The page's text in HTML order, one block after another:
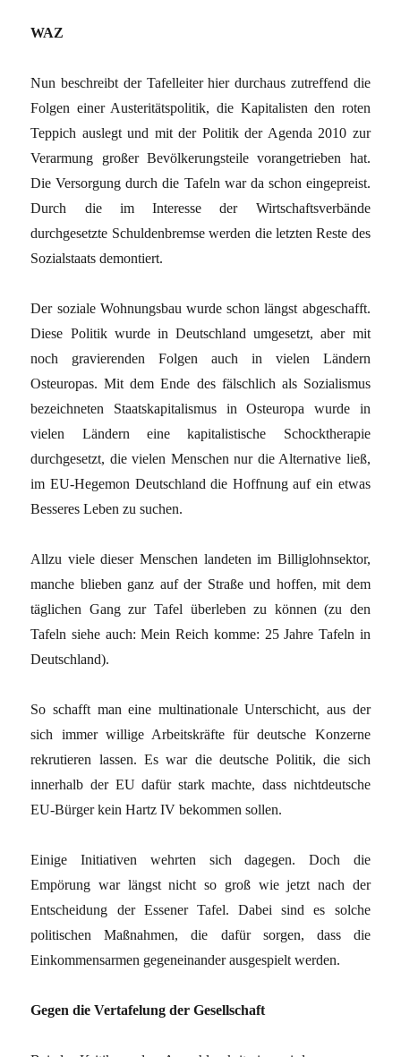
WAZ
Nun beschreibt der Tafelleiter hier durchaus zutreffend die
Folgen einer Austeritätspolitik, die Kapitalisten den roten
Teppich auslegt und mit der Politik der Agenda 2010 zur
Verarmung großer Bevölkerungsteile vorangetrieben hat.
Die Versorgung durch die Tafeln war da schon eingepreist.
Durch die im Interesse der Wirtschaftsverbände
durchgesetzte Schuldenbremse werden die letzten Reste des
Sozialstaats demontiert.
Der soziale Wohnungsbau wurde schon längst abgeschafft.
Diese Politik wurde in Deutschland umgesetzt, aber mit
noch gravierenden Folgen auch in vielen Ländern
Osteuropas. Mit dem Ende des fälschlich als Sozialismus
bezeichneten Staatskapitalismus in Osteuropa wurde in
vielen Ländern eine kapitalistische Schocktherapie
durchgesetzt, die vielen Menschen nur die Alternative ließ,
im EU-Hegemon Deutschland die Hoffnung auf ein etwas
Besseres Leben zu suchen.
Allzu viele dieser Menschen landeten im Billiglohnsektor,
manche blieben ganz auf der Straße und hoffen, mit dem
täglichen Gang zur Tafel überleben zu können (zu den
Tafeln siehe auch: Mein Reich komme: 25 Jahre Tafeln in
Deutschland).
So schafft man eine multinationale Unterschicht, aus der
sich immer willige Arbeitskräfte für deutsche Konzerne
rekrutieren lassen. Es war die deutsche Politik, die sich
innerhalb der EU dafür stark machte, dass nichtdeutsche
EU-Bürger kein Hartz IV bekommen sollen.
Einige Initiativen wehrten sich dagegen. Doch die
Empörung war längst nicht so groß wie jetzt nach der
Entscheidung der Essener Tafel. Dabei sind es solche
politischen Maßnahmen, die dafür sorgen, dass die
Einkommensarmen gegeneinander ausgespielt werden.
Gegen die Vertafelung der Gesellschaft